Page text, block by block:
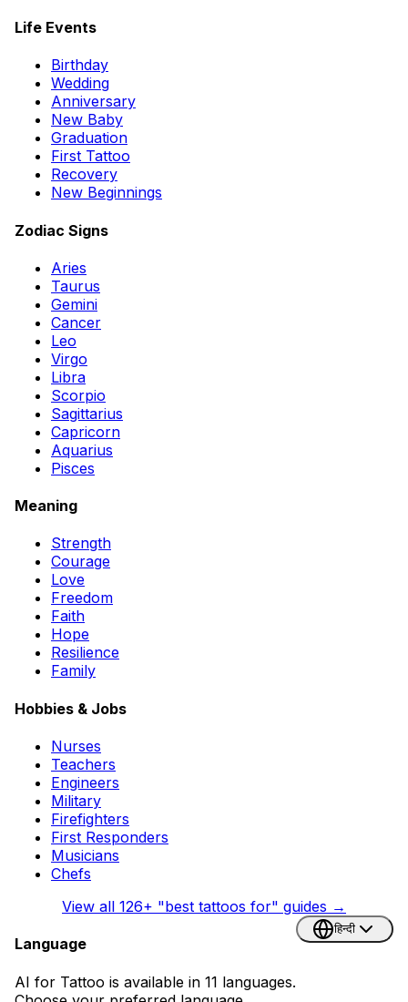
Life Events
Birthday
Wedding
Anniversary
New Baby
Graduation
First Tattoo
Recovery
New Beginnings
Zodiac Signs
Aries
Taurus
Gemini
Cancer
Leo
Virgo
Libra
Scorpio
Sagittarius
Capricorn
Aquarius
Pisces
Meaning
Strength
Courage
Love
Freedom
Faith
Hope
Resilience
Family
Hobbies & Jobs
Nurses
Teachers
Engineers
Military
Firefighters
First Responders
Musicians
Chefs
View all 126+ "best tattoos for" guides →
Language
AI for Tattoo is available in 11 languages.
हिन्दी